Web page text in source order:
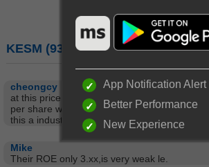
KESM (9334) : KESM
cheongcy
at this price is super cheap as net current
per share with average EPS of 33sen for 7
this a industrial norm to have depreciation
Mike
Their ROE only 3.xx,is very weak le.
App Notification Alert
Better Performance
New Experience